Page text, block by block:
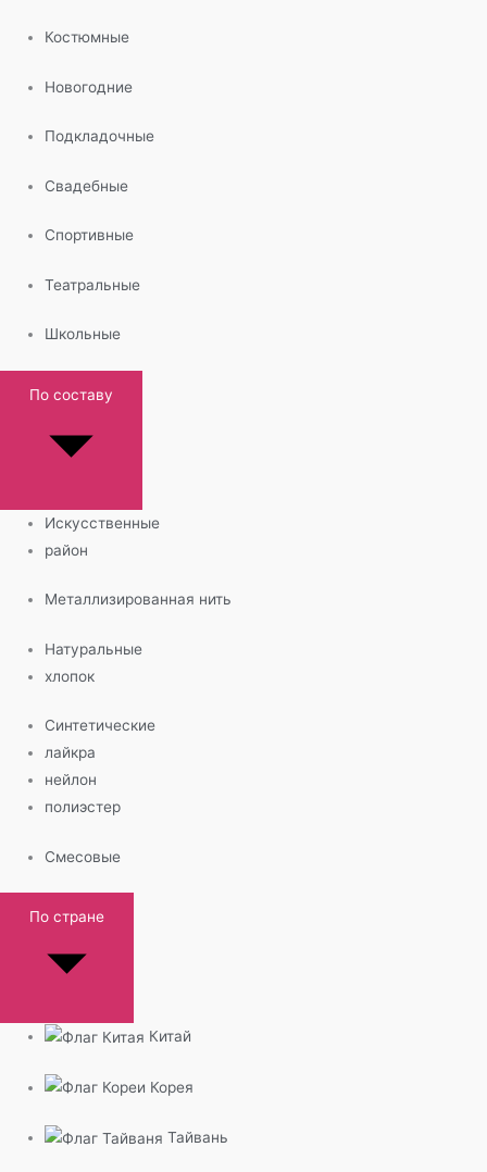
Костюмные
Новогодние
Подкладочные
Свадебные
Спортивные
Театральные
Школьные
По составу
Искусственные
район
Металлизированная нить
Натуральные
хлопок
Синтетические
лайкра
нейлон
полиэстер
Смесовые
По стране
Китай
Корея
Тайвань